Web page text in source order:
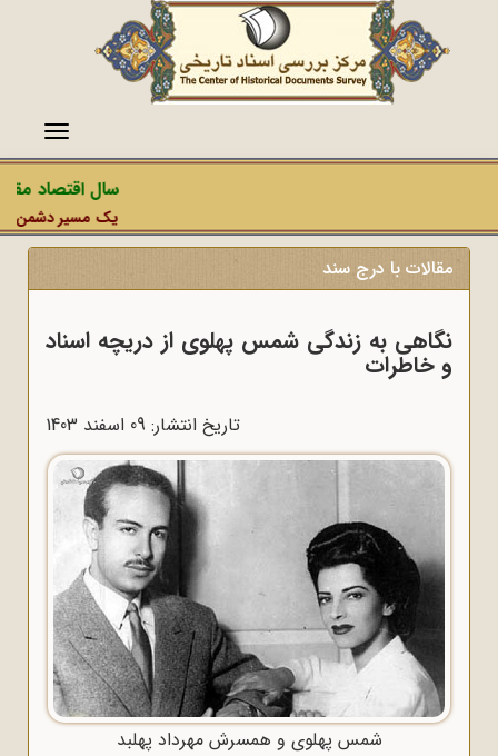
منو
سال اقتصاد
یک مسیر دشمن،
مقالات با درج سند
نگاهی به زندگی شمس پهلوی از دریچه اسناد
و خاطرات
تاریخ انتشار: 09 اسفند 1403
شمس پهلوی و همسرش مهرداد پهلبد